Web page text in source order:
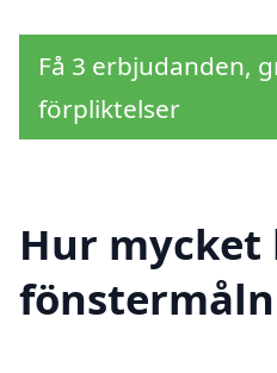
Få 3 erbjudanden,
förpliktelser
Hur mycket